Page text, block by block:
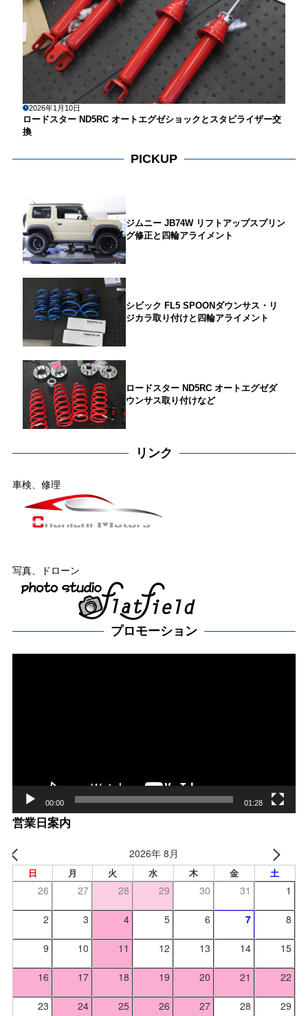
2026年1月10日
ロードスター ND5RC オートエグゼショックとスタビライザー交
換
PICKUP
ジムニー JB74W リフトアップスプリン
グ修正と四輪アライメント
シビック FL5 SPOONダウンサス・リ
ジカラ取り付けと四輪アライメント
ロードスター ND5RC オートエグゼダ
ウンサス取り付けなど
リンク
車検、修理
写真、ドローン
プロモーション
00:00 01:28
営業日案内
2026年 8月
日 月 火 水 木 金 土
26 27 28 29 30 31 1
2 3 4 5 6 7 8
9 10 11 12 13 14 15
16 17 18 19 20 21 22
23 24 25 26 27 28 29